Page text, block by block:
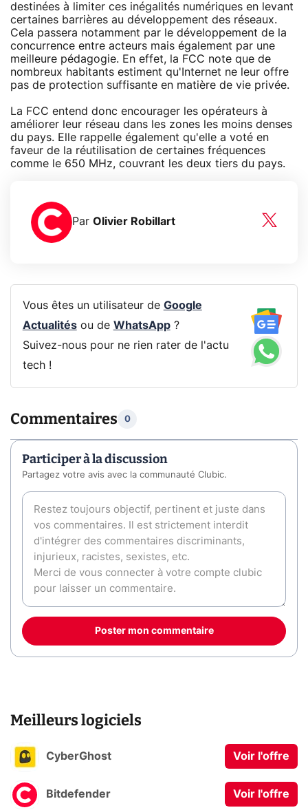
destinées à limiter ces inégalités numériques en levant
certaines barrières au développement des réseaux.
Cela passera notamment par le développement de la
concurrence entre acteurs mais également par une
meilleure pédagogie. En effet, la FCC note que de
nombreux habitants estiment qu'Internet ne leur offre
pas de protection suffisante en matière de vie privée.
La FCC entend donc encourager les opérateurs à
améliorer leur réseau dans les zones les moins denses
du pays. Elle rappelle également qu'elle a voté en
faveur de la réutilisation de certaines fréquences
comme le 650 MHz, couvrant les deux tiers du pays.
Par Olivier Robillart
Vous êtes un utilisateur de Google
Actualitésou de WhatsApp?
Suivez-nous pour ne rien rater de l'actu
tech !
Commentaires 0
Participer à la discussion
Partagez votre avis avec la communauté Clubic.
Poster mon commentaire
Meilleurs logiciels
CyberGhost Voir l'offre
Bitdefender Voir l'offre